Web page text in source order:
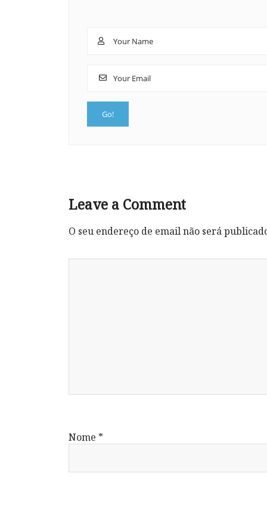
Leave a Comment
O seu endereço de email não será
Nome *